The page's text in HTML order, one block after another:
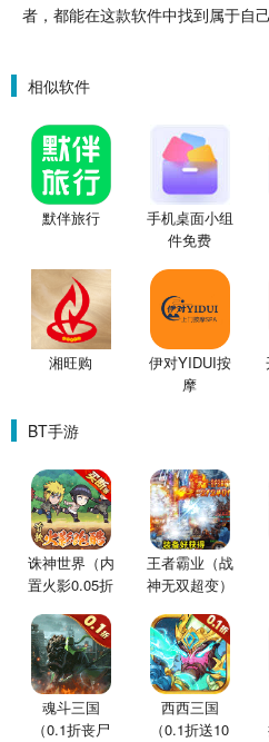
者，都能在这款软件中找到属于自
相似软件
默伴旅行
手机桌面小组
件免费
湘旺购
伊对YIDUI按
摩
BT手游
诛神世界（内
置火影0.05折
王者霸业（战
神无双超变）
魂斗三国
（0.1折丧尸
西西三国
（0.1折送10